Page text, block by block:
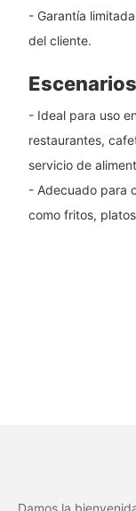
- Garantía
del cliente.
- Ideal para uso
restaurantes,
servicio de
- Adecuado para
como fritos,